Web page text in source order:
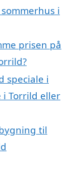
i
prisen på
speciale i
Torrild eller
til